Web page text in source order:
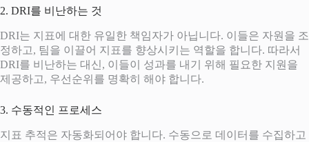
2. DRI를 비난하는 것
DRI는 지표에 대한 유일한 책임자가 아닙니다. 이들은 자원을 조
정하고, 팀을 이끌어 지표를 향상시키는 역할을 합니다. 따라서
DRI를 비난하는 대신, 이들이 성과를 내기 위해 필요한 지원을
제공하고, 우선순위를 명확히 해야 합니다.
3. 수동적인 프로세스
지표 추적은 자동화되어야 합니다. 수동으로 데이터를 수집하고